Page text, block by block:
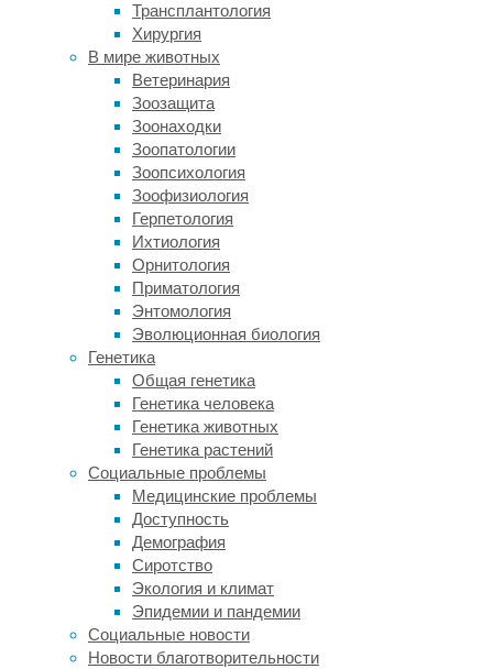
Трансплантология
Хирургия
В мире животных
Ветеринария
Зоозащита
Зоонаходки
Зоопатологии
Зоопсихология
Зоофизиология
Герпетология
Ихтиология
Орнитология
Приматология
Энтомология
Эволюционная биология
Генетика
Общая генетика
Генетика человека
Генетика животных
Генетика растений
Социальные проблемы
Медицинские проблемы
Доступность
Демография
Сиротство
Экология и климат
Эпидемии и пандемии
Социальные новости
Новости благотворительности
журнале
Circulation
Research.
Для
их
создания
были
использованы
клетки
кожи
взрослого
человека.
идеале
всё
это
будущем
должно
привести
к
выращиванию
полноценных
бьющихся
сердец
из
клеток
тех
людей,